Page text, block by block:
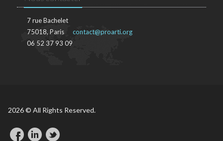
7 rue Bachelet
75018, Paris
06 52 37 93 09
contact@proarti.org
2026 © All Rights Reserved.